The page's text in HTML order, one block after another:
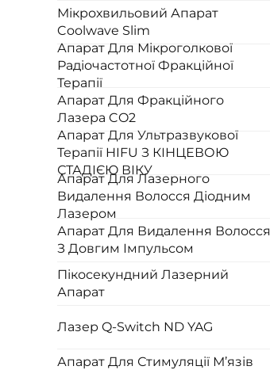
Мікрохвильовий Апарат
Coolwave Slim
Апарат Для Мікроголкової
Радіочастотної Фракційної
Терапії
Апарат Для Фракційного
Лазера CO2
Апарат Для Ультразвукової
Терапії HIFU З КІНЦЕВОЮ
СТАДІЄЮ ВІКУ
Апарат Для Лазерного
Видалення Волосся Діодним
Лазером
Апарат Для Видалення Волосся
З Довгим Імпульсом
Пікосекундний Лазерний
Апарат
Лазер Q-Switch ND YAG
Апарат Для Стимуляції М’язів